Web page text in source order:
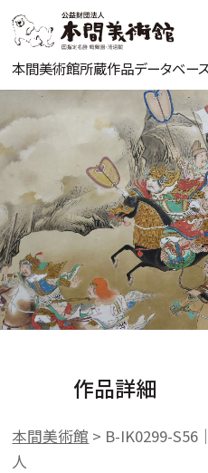
本間美術館所蔵作品データベー
作品詳細
本間美術館 > B-IK0299-
人